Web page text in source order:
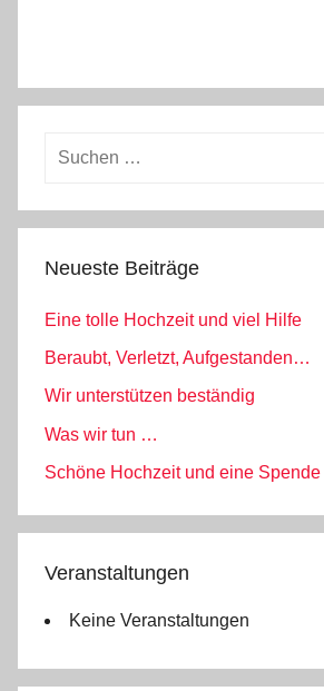
t
o
Suchen
Neueste Beiträge
Eine tolle Hochzeit und viel Hilfe
Beraubt, Verletzt, Aufgestanden…
Wir unterstützen beständig
Was wir tun …
Schöne Hochzeit und eine Spende
Veranstaltungen
Keine Veranstaltungen